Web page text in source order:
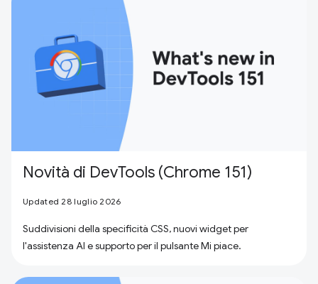
Novità di DevTools (Chrome 151)
Updated 28 luglio 2026
Suddivisioni della specificità CSS, nuovi widget per
l'assistenza AI e supporto per il pulsante Mi piace.